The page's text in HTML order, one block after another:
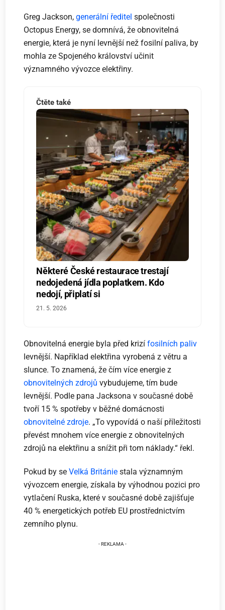
Greg Jackson,generální ředitel společnosti
Octopus Energy, se domnívá, že obnovitelná
energie, která je nyní levnější než fosilní paliva, by
mohla ze Spojeného království učinit
významného vývozce elektřiny.
Čtěte také
Některé České restaurace trestají
nedojedená jídla poplatkem. Kdo
nedojí, připlatí si
21. 5. 2026
Obnovitelná energie byla před krizífosilních paliv
levnější. Například elektřina vyrobená z větru a
slunce. To znamená, že čím více energie z
obnovitelných zdrojů vybudujeme, tím bude
levnější. Podle pana Jacksona v současné době
tvoří 15 % spotřeby v běžné domácnosti
obnovitelné zdroje. „To vypovídá o naší příležitosti
převést mnohem více energie z obnovitelných
zdrojů na elektřinu a snížit při tom náklady.“ řekl.
Pokud by seVelká Británie stala významným
vývozcem energie, získala by výhodnou pozici pro
vytlačení Ruska, které v současné době zajišťuje
40 % energetických potřeb EU prostřednictvím
zemního plynu.